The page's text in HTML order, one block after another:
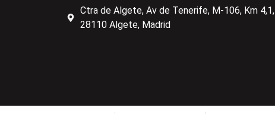
Ctra de Algete, Av de Tenerife, M-106, Km 4,1,
28110 Algete, Madrid